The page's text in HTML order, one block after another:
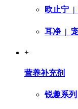
欧止宁 |
耳净| 宠
+
营养补充剂
锐趣系